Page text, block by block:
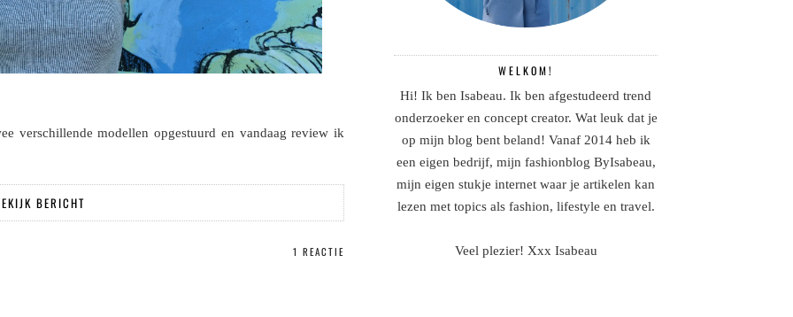
verschillende modellen opgestuurd en vandaag review ik
BERICHT
1 REACTIE
WELKOM!
Hi! Ik ben Isabeau. Ik ben afgestudeerd trend
onderzoeker en concept creator. Wat leuk dat je
op mijn blog bent beland! Vanaf 2014 heb ik
een eigen bedrijf, mijn fashionblog ByIsabeau,
mijn eigen stukje internet waar je artikelen kan
lezen met topics als fashion, lifestyle en travel.
Veel plezier! Xxx Isabeau